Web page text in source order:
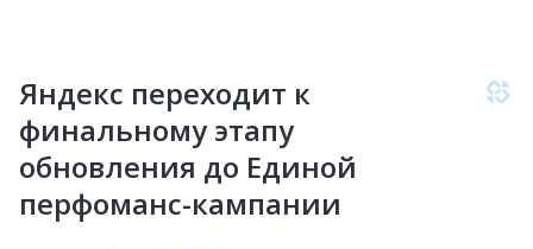
Яндекс переходит к
финальному этапу
обновления до Единой
перфоманс-кампании